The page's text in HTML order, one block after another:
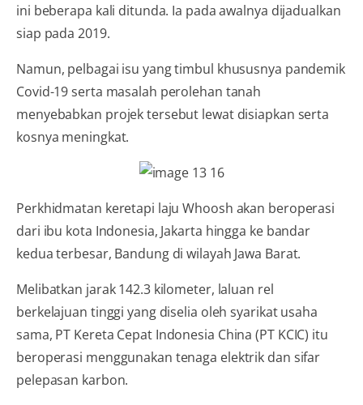
ini beberapa kali ditunda. Ia pada awalnya dijadualkan
siap pada 2019.
Namun, pelbagai isu yang timbul khususnya ­pandemik
Covid­-19 serta masalah perolehan tanah
menyebabkan projek tersebut lewat disiap­kan serta
kosnya meningkat.
Perkhidmatan keretapi laju Whoosh akan beroperasi
dari ibu kota Indonesia, Jakarta hingga ke bandar
kedua terbesar, Bandung di wilayah Jawa Barat.
Melibatkan jarak 142.3 kilome­ter, laluan rel
berkelajuan tinggi yang diselia oleh syarikat usaha
sama, PT Kereta Cepat Indonesia China (PT KCIC) itu
beroperasi menggunakan tenaga elektrik dan sifar
pelepasan karbon.